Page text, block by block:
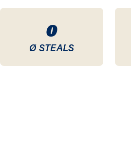
0
Ø STEALS